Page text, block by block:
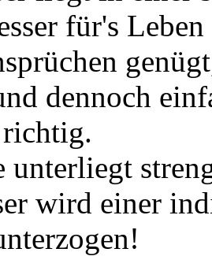
für's
dennoch
unterliegt
wird einer